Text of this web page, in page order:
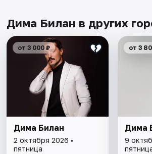
Дима Билан в других
от 3 000 ₽
Дима Билан
2 октября 2026 •
пятница
от 3
Дима
9